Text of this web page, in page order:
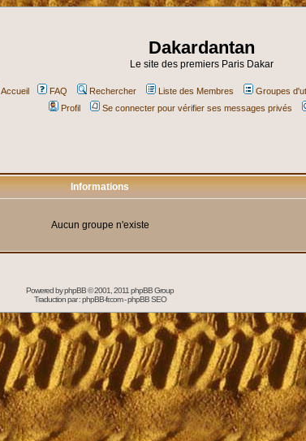
Dakardantan
Le site des premiers Paris Dakar
Accueil FAQ Rechercher Liste des Membres Groupes
Profil
Se connecter pour vérifier ses messages privés
Informations
Aucun groupe n'existe
Powered byphpBB© 2001, 2011 phpBB Group
Traduction par :phpBB-fr.com-phpBB SEO